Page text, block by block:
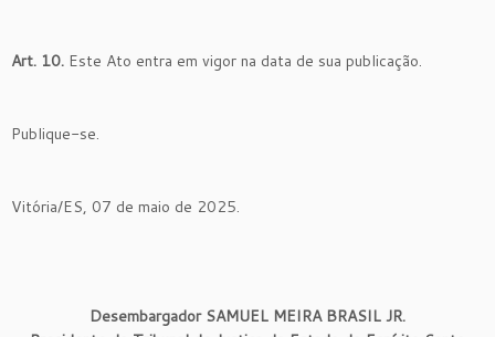
Art. 10. Este Ato entra em vigor na data de sua publicação.
Publique-se.
Vitória/ES, 07 de maio de 2025.
Desembargador SAMUEL MEIRA BRASIL JR.